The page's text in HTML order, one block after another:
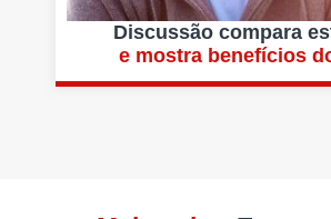
Discussão compara
e mostra benefícios